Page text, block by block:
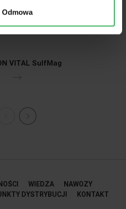
Odmowa
VITAL SulfMag
WIEDZA
NAWOZY
DYSTRYBUCJI KONTAKT